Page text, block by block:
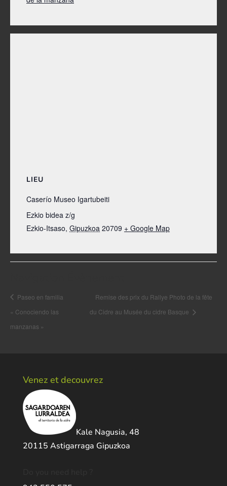
LIEU
Caserío Museo Igartubeiti
Ezkio bidea z/g
Ezkio-Itsaso, Gipuzkoa 20709 + Google Map
Paseo en familia
« Conociendo las
manzanas »
Remise des prix du Rallye Photo de la fête
du Cidre au Musée du cidre Basque
Venez et decouvrez
Kale Nagusia, 48
20115 Astigarraga Gipuzkoa